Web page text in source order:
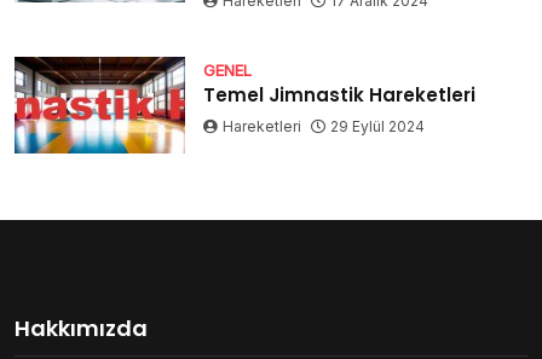
GENEL
Temel Jimnastik Hareketleri
Hareketleri 29 Eylül 2024
Hakkımızda